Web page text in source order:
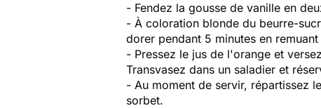
- Fendez la gousse de vanille en
- À coloration blonde du beurre-
dorer pendant 5 minutes en
- Pressez le jus de l'orange et
Transvasez dans un saladier et
- Au moment de servir, répartissez
sorbet.